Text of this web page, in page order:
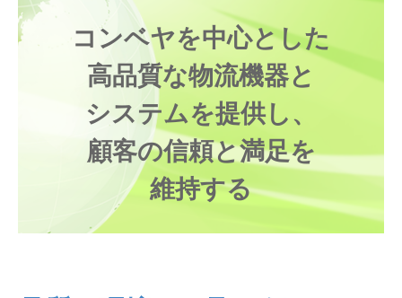
ピッキングシステム
パレタイズ・デパレタイズシステム
バンニング・デバンニングシステム
バーチカル装置（垂直搬送機）
周辺機器
事業所一覧
東京本部・東京支店
本社・工場
名古屋支店
オークラグループ
オークラの取組み
生産終了品
物流用語集
オークラ育英財団
プライバシーポリシー
サイトポリシー
コンベヤを中心とした
高品質な物流機器と
システムを提供し、
顧客の信頼と満足を
維持する